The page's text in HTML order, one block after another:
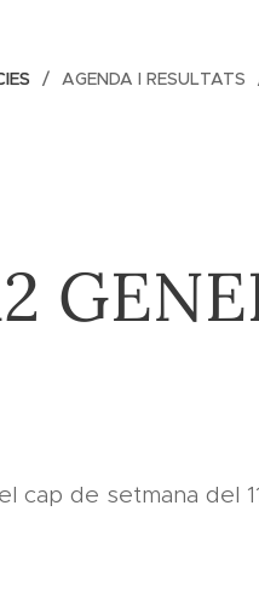
AGENDA I RESULTATS
de setmana del